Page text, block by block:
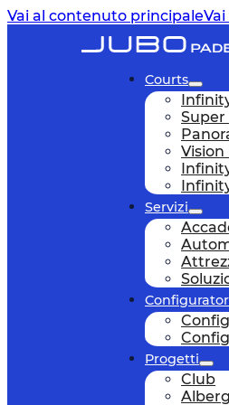
Vai al contenuto principale
Courts
Vision
Servizi
Progetti
Club